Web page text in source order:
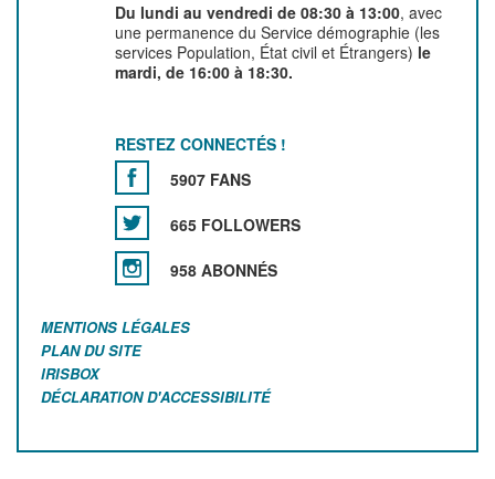
Du lundi au vendredi de 08:30 à 13:00, avec
une permanence du Service démographie (les
services Population, État civil et Étrangers) le
mardi, de 16:00 à 18:30.
RESTEZ CONNECTÉS !
5907 FANS
665 FOLLOWERS
958 ABONNÉS
MENTIONS LÉGALES
PLAN DU SITE
IRISBOX
DÉCLARATION D'ACCESSIBILITÉ